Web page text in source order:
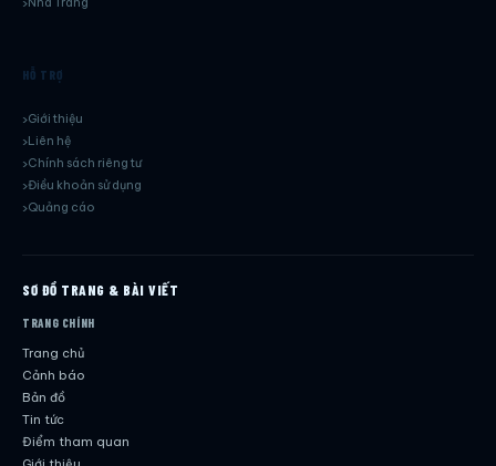
HỖ TRỢ
Giới thiệu
Liên hệ
Chính sách riêng tư
Điều khoản sử dụng
Quảng cáo
SƠ ĐỒ TRANG & BÀI VIẾT
TRANG CHÍNH
Trang chủ
Cảnh báo
Bản đồ
Tin tức
Điểm tham quan